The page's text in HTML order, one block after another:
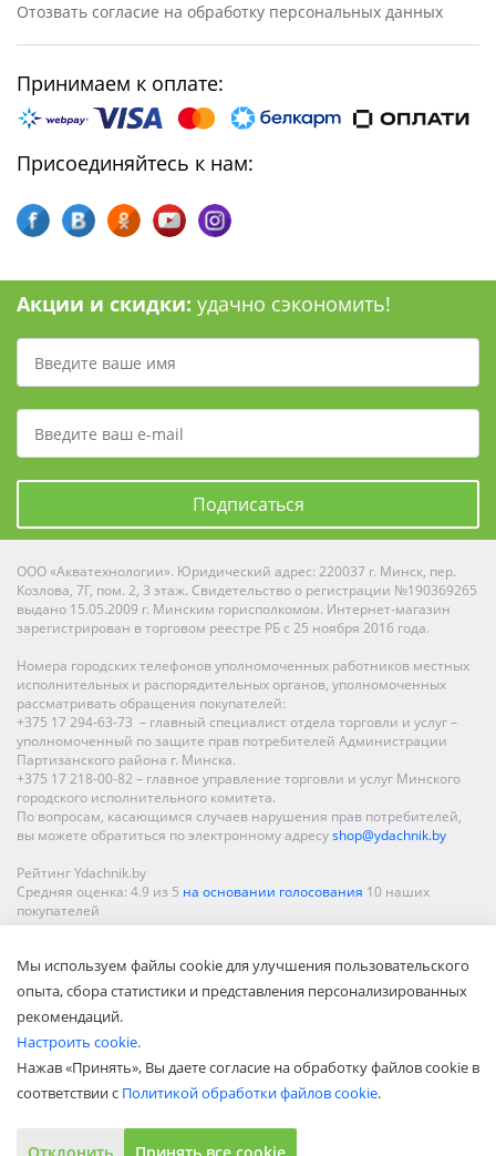
Отозвать согласие на обработку персональных данных
Принимаем к оплате:
Присоединяйтесь к нам:
Акции и скидки: удачно сэкономить!
Подписаться
ООО «Акватехнологии». Юридический адрес: 220037 г. Минск, пер.
Козлова, 7Г, пом. 2, 3 этаж. Свидетельство о регистрации №190369265
выдано 15.05.2009 г. Минским горисполкомом. Интернет-магазин
зарегистрирован в торговом реестре РБ с 25 ноября 2016 года.
Номера городских телефонов уполномоченных работников местных
исполнительных и распорядительных органов, уполномоченных
рассматривать обращения покупателей:
+375 17 294-63-73 – главный специалист отдела торговли и услуг –
уполномоченный по защите прав потребителей Администрации
Партизанского района г. Минска.
+375 17 218-00-82 – главное управление торговли и услуг Минского
городского исполнительного комитета.
По вопросам, касающимся случаев нарушения прав потребителей,
вы можете обратиться по электронному адресуshop@ydachnik.by
Рейтинг Ydachnik.by
Средняя оценка: 4.9 из 5 на основании голосования 10 наших
покупателей
Гродно, Могилеве, Бобруйске, Барановичах, Молодечно,
Новополоцке, Пинске, Солигорске. При заказе в интернет-магазине
доставка осуществляется по всей Беларуси.
Мы используем файлы cookie для улучшения пользовательского
опыта, сбора статистики и представления персонализированных
рекомендаций.
Настроить cookie.
Нажав «Принять», Вы даете согласие на обработку файлов cookie в
соответствии с Политикой обработки файлов cookie.